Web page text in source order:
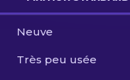
Autre
Neuve
Très peu usée